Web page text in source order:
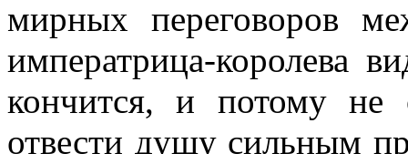
мирных переговоров
императрица-королева
кончится, и потому не
отвести душу сильным